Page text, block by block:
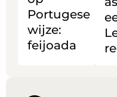
Portugese
wijze:
feijoada
feijoada